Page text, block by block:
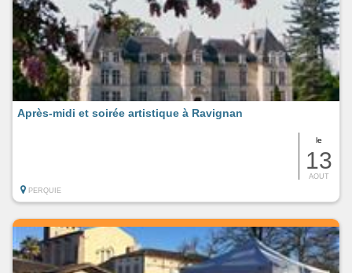
le
13
AOUT
Après-midi et soirée artistique à Ravignan
PERQUIE